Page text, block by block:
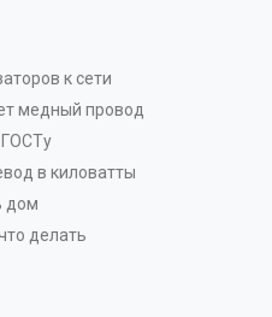
к сети
медный провод
в киловатты
дом
делать